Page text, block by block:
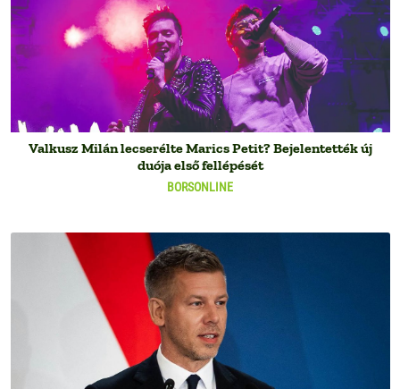
BORSONLINE
Valkusz Milán lecserélte Marics Petit? Bejelentették új
duója első fellépését